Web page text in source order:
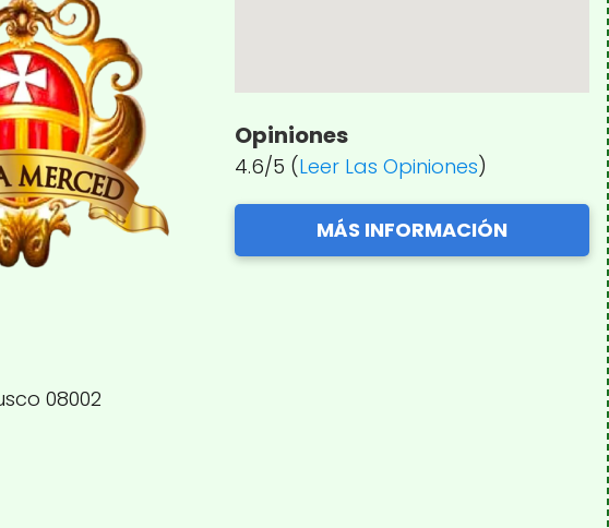
08002
Opiniones
4.6/5 (Leer Las Opiniones)
MÁS INFORMACIÓN